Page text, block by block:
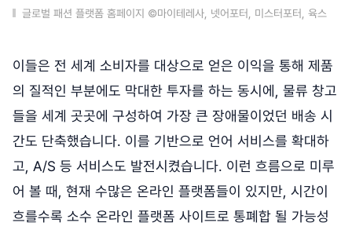
글로벌 패션 플랫폼 홈페이지 ©마이테레사, 넷어포터, 미스터포터, 육스
이들은 전 세계 소비자를 대상으로 얻은 이익을 통해 제품
의 질적인 부분에도 막대한 투자를 하는 동시에, 물류 창고
들을 세계 곳곳에 구성하여 가장 큰 장애물이었던 배송 시
간도 단축했습니다. 이를 기반으로 언어 서비스를 확대하
고, A/S 등 서비스도 발전시켰습니다. 이런 흐름으로 미루
어 볼 때, 현재 수많은 온라인 플랫폼들이 있지만, 시간이
흐를수록 소수 온라인 플랫폼 사이트로 통폐합 될 가능성